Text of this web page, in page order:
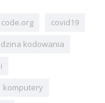
code.org
covid19
kodowania
komputery